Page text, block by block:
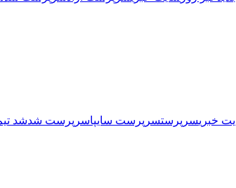
خبریسرپرستسرپرست سایپاسرپرست شدشد